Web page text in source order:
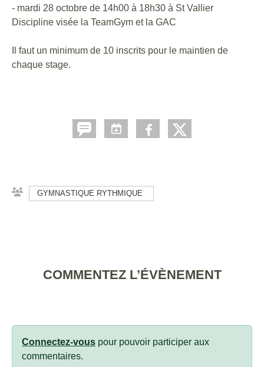
- mardi 28 octobre de 14h00 à 18h30 à St Vallier
Discipline visée la TeamGym et la GAC
Il faut un minimum de 10 inscrits pour le maintien de
chaque stage.
GYMNASTIQUE RYTHMIQUE
COMMENTEZ L’ÉVÈNEMENT
Connectez-vous pour pouvoir participer aux
commentaires.